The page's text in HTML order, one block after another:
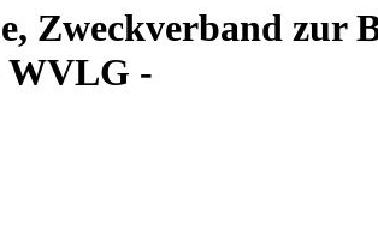
Zweckverband zur
WVLG -